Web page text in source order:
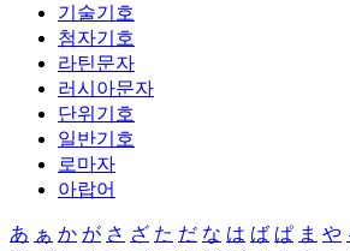
기술기호
첨자기호
라틴문자
러시아문자
단위기호
일반기호
로마자
아랍어
あ ぁ か が さ ざ た だ な は ば ぱ ま や